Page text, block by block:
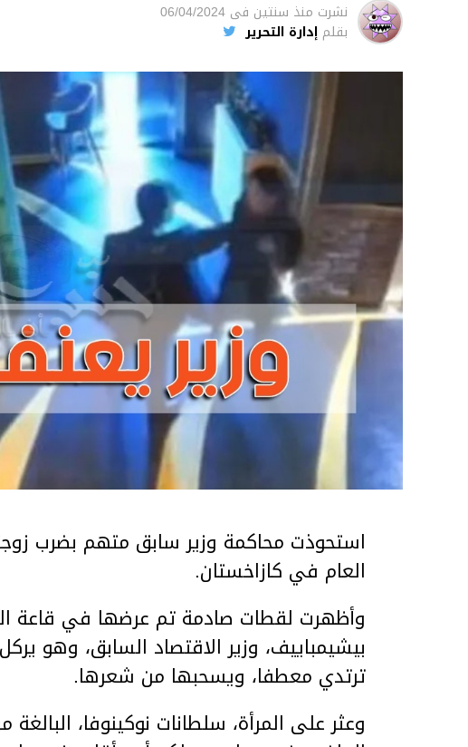
نشرت منذ سنتين فى 06/04/2024
بقلم إدارة التحرير
استحوذت محاكمة وزير سابق متهم بضرب
العام في كازاخستان.
وأظهرت لقطات صادمة تم عرضها في قاعة
بيشيمباييف، وزير الاقتصاد السابق، وهو
ترتدي معطفا، ويسحبها من شعرها.